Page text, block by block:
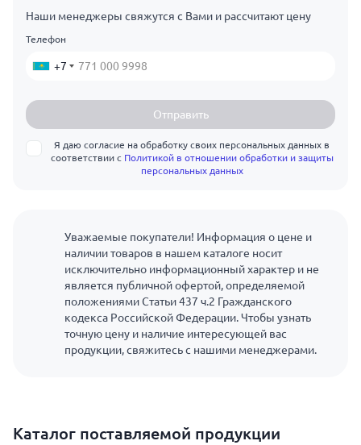
Наши менеджеры свяжутся с Вами и рассчитают цену
Телефон
+7
Отправить
Я даю согласие на обработку своих персональных данных в
соответствии с Политикой в отношении обработки и защиты
персональных данных
Уважаемые покупатели! Информация о цене и
наличии товаров в нашем каталоге носит
исключительно информационный характер и не
является публичной офертой, определяемой
положениями Статьи 437 ч.2 Гражданского
кодекса Российской Федерации. Чтобы узнать
точную цену и наличие интересующей вас
продукции, свяжитесь с нашими менеджерами.
Каталог поставляемой продукции